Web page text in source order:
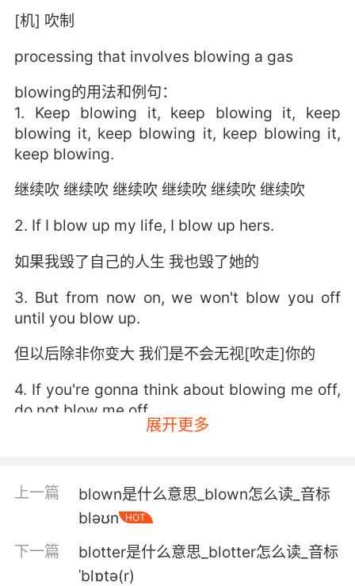
[机] 吹制
processing that involves blowing a gas
blowing的用法和例句：
1. Keep blowing it, keep blowing it, keep
blowing it, keep blowing it, keep blowing it,
keep blowing.
继续吹 继续吹 继续吹 继续吹 继续吹 继续吹
2. If I blow up my life, I blow up hers.
如果我毁了自己的人生 我也毁了她的
3. But from now on, we won't blow you off
until you blow up.
但以后除非你变大 我们是不会无视[吹走]你的
4. If you're gonna think about blowing me off,
do not blow me off.
5. They say blow up a bridge, you blow it up.
他们让你炸桥 你就炸了
6. A blow against her is a blow against him,
and he won't take it lightly.
展开更多
上一篇
blown是什么意思_blown怎么读_音标
bləʊn
HOT
下一篇
blotter是什么意思_blotter怎么读_音标
ˈblɒtə(r)